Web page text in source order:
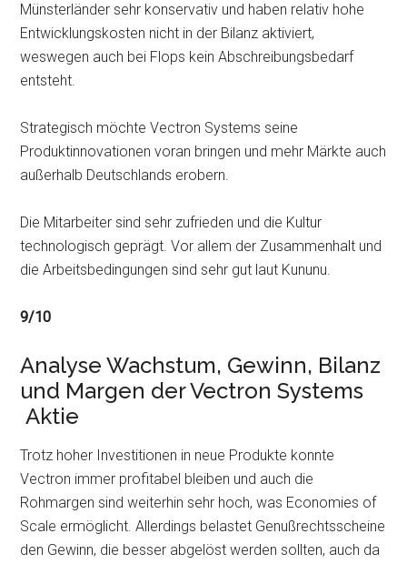
Münsterländer sehr konservativ und haben relativ hohe
Entwicklungskosten nicht in der Bilanz aktiviert,
weswegen auch bei Flops kein Abschreibungsbedarf
entsteht.
Strategisch möchte Vectron Systems seine
Produktinnovationen voran bringen und mehr Märkte auch
außerhalb Deutschlands erobern.
Die Mitarbeiter sind sehr zufrieden und die Kultur
technologisch geprägt. Vor allem der Zusammenhalt und
die Arbeitsbedingungen sind sehr gut laut Kununu.
9/10
Analyse Wachstum, Gewinn, Bilanz
und Margen der Vectron Systems
Aktie
Trotz hoher Investitionen in neue Produkte konnte
Vectron immer profitabel bleiben und auch die
Rohmargen sind weiterhin sehr hoch, was Economies of
Scale ermöglicht. Allerdings belastet Genußrechtsscheine
den Gewinn, die besser abgelöst werden sollten, auch da